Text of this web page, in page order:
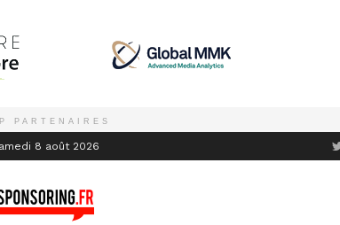
PARTENAIRES
8 août 2026